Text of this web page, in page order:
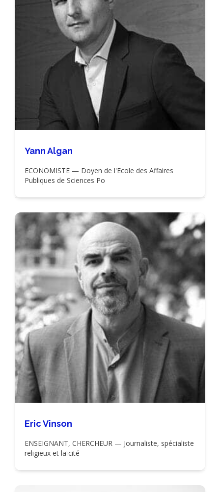
Yann Algan
ECONOMISTE — Doyen de l'Ecole des Affaires
Publiques de Sciences Po
Eric Vinson
ENSEIGNANT, CHERCHEUR — Journaliste, spécialiste
religieux et laïcité